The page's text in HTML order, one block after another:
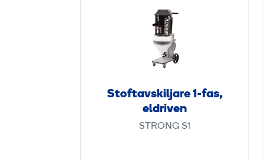
t
o
f
t
a
v
s
Stoftavskiljare 1-fas,
eldriven
STRONG S1